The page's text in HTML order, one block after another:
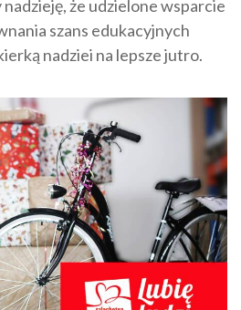
nadzieję, że udzielone wsparcie
szans edukacyjnych
nadziei na lepsze jutro.